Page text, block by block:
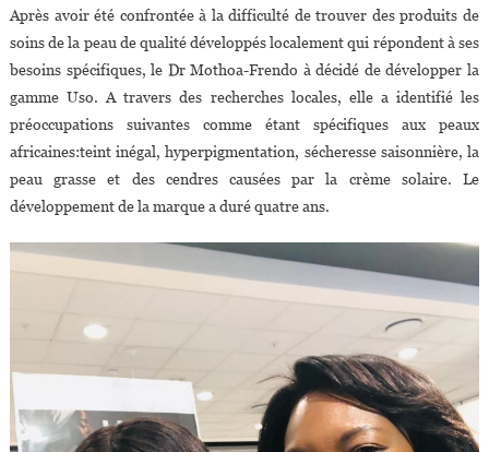
Après avoir été confrontée à la difficulté de trouver des produits de
soins de la peau de qualité développés localement qui répondent à ses
besoins spécifiques, le Dr Mothoa-Frendo à décidé de développer la
gamme Uso. A travers des recherches locales, elle a identifié les
préoccupations suivantes comme étant spécifiques aux peaux
africaines:teint inégal, hyperpigmentation, sécheresse saisonnière, la
peau grasse et des cendres causées par la crème solaire. Le
développement de la marque a duré quatre ans.